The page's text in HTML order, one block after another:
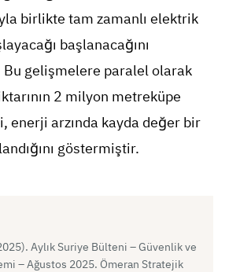
birlikte tam zamanlı elektrik
başlanacağını
Bu gelişmelere paralel olarak
2 milyon metreküpe
enerji arzında kayda değer bir
göstermiştir.
Aylık Suriye Bülteni – Güvenlik ve
– Ağustos 2025. Ömeran Stratejik